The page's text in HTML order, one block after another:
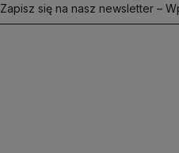
Zapisz się na nasz newsletter –